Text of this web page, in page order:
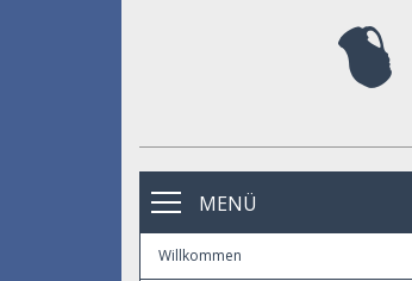
MENÜ
Willkommen